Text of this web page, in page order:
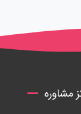
مشاوره